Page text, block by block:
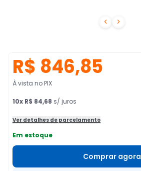
 
R$ 846,85
À vista no PIX
10x R$ 84,68 s/ juros
Ver detalhes de parcelamento
Em estoque
Comprar agora